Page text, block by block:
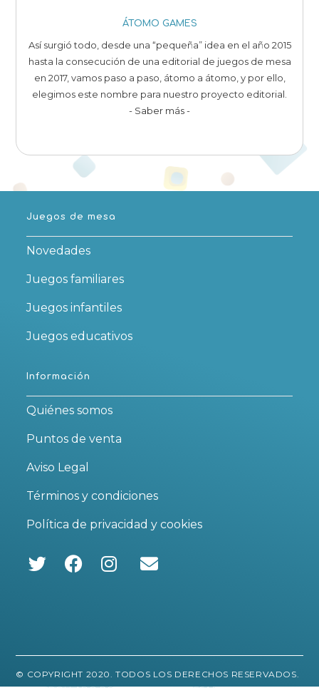
ÁTOMO GAMES
Así surgió todo, desde una “pequeña” idea en el año 2015
hasta la consecución de una editorial de juegos de mesa
en 2017, vamos paso a paso, átomo a átomo, y por ello,
elegimos este nombre para nuestro proyecto editorial.
- Saber más -
Juegos de mesa
Novedades
Juegos familiares
Juegos infantiles
Juegos educativos
Información
Quiénes somos
Puntos de venta
Aviso Legal
Términos y condiciones
Política de privacidad y cookies
abre
Se
abre
abre
© COPYRIGHT 2020. TODOS LOS DERECHOS RESERVADOS.